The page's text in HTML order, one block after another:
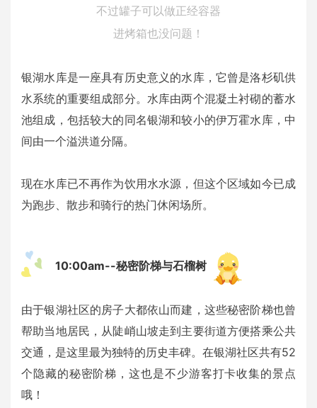
不过罐子可以做正经容器
进烤箱也没问题！
银湖水库是一座具有历史意义的水库，它曾是洛杉矶供
水系统的重要组成部分。水库由两个混凝土衬砌的蓄水
池组成，包括较大的同名银湖和较小的伊万霍水库，中
间由一个溢洪道分隔。
现在水库已不再作为饮用水水源，但这个区域如今已成
为跑步、散步和骑行的热门休闲场所。
10:00am--秘密阶梯与石榴树
由于银湖社区的房子大都依山而建，这些秘密阶梯也曾
帮助当地居民，从陡峭山坡走到主要街道方便搭乘公共
交通，是这里最为独特的历史丰碑。在银湖社区共有52
个隐藏的秘密阶梯，这也是不少游客打卡收集的景点
哦！